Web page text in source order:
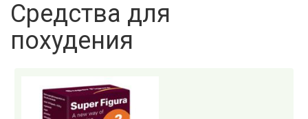
Средства для
похудения